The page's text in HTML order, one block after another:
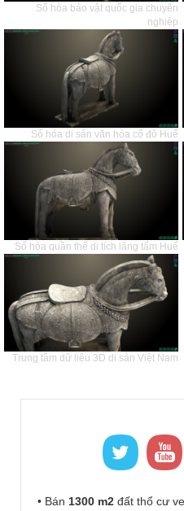
Số hóa bảo vật quốc gia chuyên
nghiệp
Số hóa di sản văn hóa cố đô Huế
Số hóa quần thể di tích lăng tẩm Huế
Trung tâm dữ liệu 3D di sản Việt Nam
• Bán 1300 m2 đất thổ cư